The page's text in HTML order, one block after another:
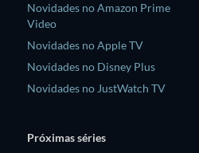
Novidades no Amazon Prime
Video
Novidades no Apple TV
Novidades no Disney Plus
Novidades no JustWatch TV
Próximas séries